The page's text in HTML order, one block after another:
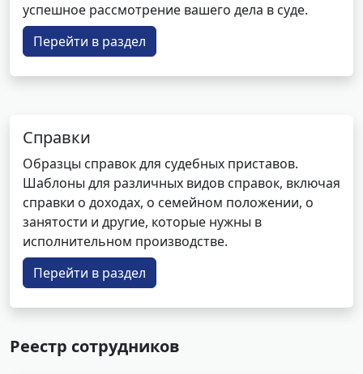
успешное рассмотрение вашего дела в суде.
Перейти в раздел
Справки
Образцы справок для судебных приставов.
Шаблоны для различных видов справок, включая
справки о доходах, о семейном положении, о
занятости и другие, которые нужны в
исполнительном производстве.
Перейти в раздел
Реестр сотрудников